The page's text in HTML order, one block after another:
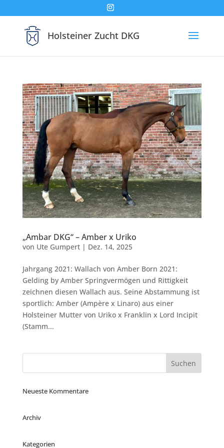
Holsteiner Zucht DKG
„Ambar DKG“ – Amber x Uriko
von Ute Gumpert| Dez. 14, 2025
Jahrgang 2021: Wallach von Amber Born 2021:
Gelding by Amber Springvermögen und Rittigkeit
zeichnen diesen Wallach aus. Seine Abstammung ist
sportlich: Amber (Ampère x Linaro) aus einer
Holsteiner Mutter von Uriko x Franklin x Lord Incipit
(Stamm...
Neueste Kommentare
Archiv
Kategorien